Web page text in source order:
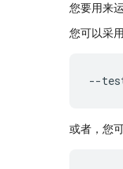
您要用来
您可以采
--
或者，您